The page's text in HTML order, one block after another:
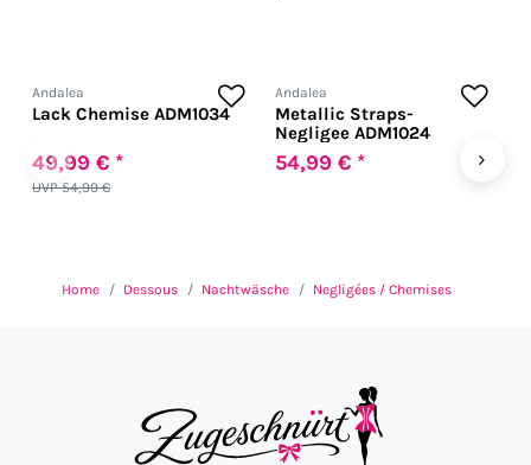
‹
Andalea
Lack Chemise ADM1034
UVP 54,99 €
49,99 € *
Andalea
Metallic Straps-
Negligee ADM1024
54,99 € * ›
Home Dessous Nachtwäsche Negligées / Chemises